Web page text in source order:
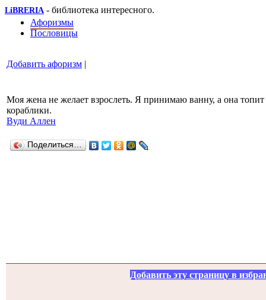
LiBRERIA - библиотека интересного.
Афоризмы
Пословицы
Добавить афоризм |
Моя жена не желает взрослеть. Я принимаю ванну, а она
кораблики.
Вуди Аллен
Поделиться…
Добавить эту страницу в